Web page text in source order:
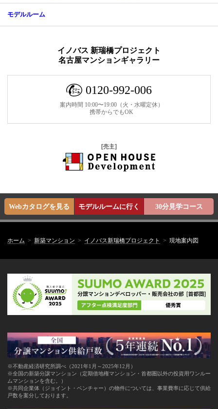
モデルルーム
イノバス 新瑞橋プロジェクト
名古屋マンションギャラリー
0120-992-006
案内時間 10:00〜19:00（火・水曜定休）
携帯からでもOK
[売主]
Webカタログを見る モデルルームに行く 30分見学コース
ホーム 新築マンション イノバス新瑞橋プロジェクト 現地案内図
※不動産経済研究所調べ（2021年1月～2025年12月）
※全国の新築分譲マンション（定期借地権マンション・首都圏以外の投資用ワンルー
ムマンションを含む。）
※共同企業体（ジョイント・ベンチャー）の物件については、事業費率に応じて供給
戸数を案分しております。